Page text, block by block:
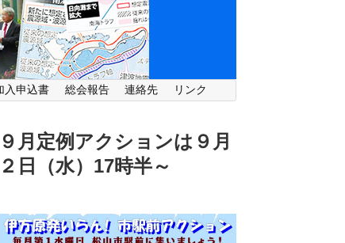
入申込書 総会報告 連絡先 リンク
９月定例アクションは９月
２日（水） 17時半～